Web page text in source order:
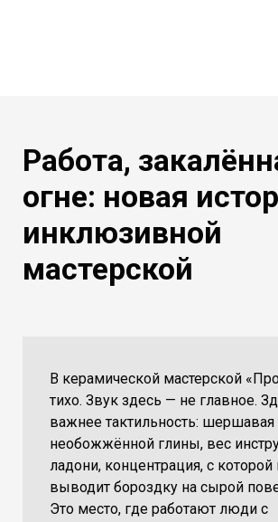
Работа,
огне: новая
инклюзивной
мастерской
В керамической мастерской
тихо. Звук здесь — не главное.
важнее тактильность: шершавая
необожжённой глины, вес
ладони, концентрация, с которой
выводит бороздку на сырой
Это место, где работают люди с